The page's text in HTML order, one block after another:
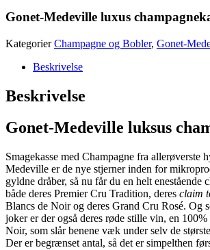
Gonet-Medeville luxus
Kategorier Champagne og Bobler, Gonet-
Beskrivelse
Beskrivelse
Gonet-Medeville luksus
Smagekasse med Champagne fra allerøverste
Medeville er de nye stjerner inden for
gyldne dråber, så nu får du en helt enestående
både deres Premier Cru Tradition, deres claim
Blancs de Noir og deres Grand Cru Rosé. Og
joker er der også deres røde stille vin, en
Noir, som slår benene væk under selv de
Der er begrænset antal, så det er simpelthen